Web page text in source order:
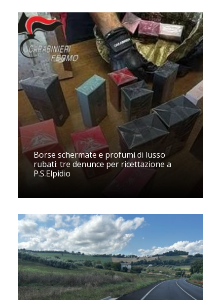
Borse schermate e profumi di lusso
rubati: tre denunce per ricettazione a
P.S.Elpidio